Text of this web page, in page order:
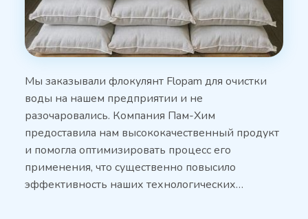
Мы заказывали флокулянт Flopam для очистки
воды на нашем предприятии и не
разочаровались. Компания Пам-Хим
предоставила нам высококачественный продукт
и помогла оптимизировать процесс его
применения, что существенно повысило
эффективность наших технологических…